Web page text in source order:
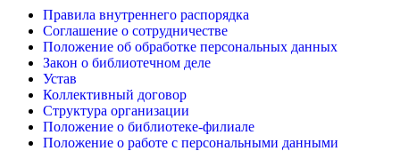
Правила внутреннего распорядка
Соглашение о сотрудничестве
Положение об обработке персональных данных
Закон о библиотечном деле
Устав
Коллективный договор
Структура организации
Положение о библиотеке-филиале
Положение о работе с персональными данными